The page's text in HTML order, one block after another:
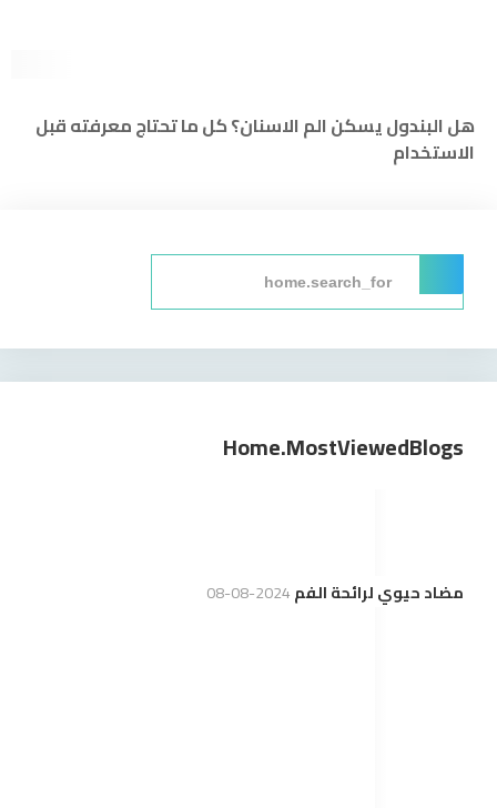
هل البندول يسكن الم الاسنان؟ كل ما تحتاج معرفته قبل
الاستخدام
Home.mostViewedBlogs
مضاد حيوي لرائحة الفم2024-08-08